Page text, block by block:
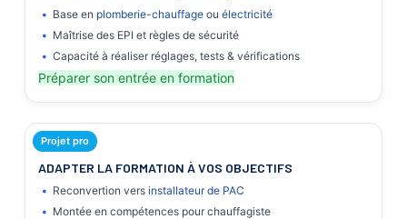
Base en plomberie-chauffage ou électricité
Maîtrise des EPI et règles de sécurité
Capacité à réaliser réglages, tests & vérifications
Préparer son entrée en formation
Projet pro
ADAPTER LA FORMATION À VOS OBJECTIFS
Reconvertion vers installateur de PAC
Montée en compétences pour chauffagiste